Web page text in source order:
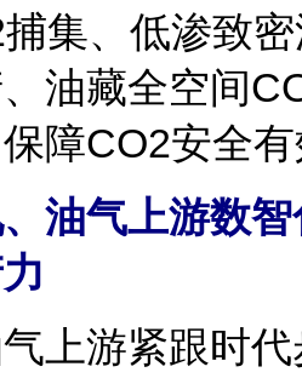
集、低渗致
油藏全空间
障CO2安全
气上游数智
游紧跟时代